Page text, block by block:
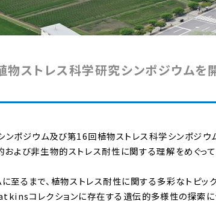
ストレス科学研究シンポジウムを
ポジウム及び第16回植物ストレス科学シンポジウ
よび非生物的ストレス耐性に関する理解をめぐっ
至るまで、植物ストレス耐性に関する多彩なトピッ
コレクションに存在する遺伝的多様性の探索に